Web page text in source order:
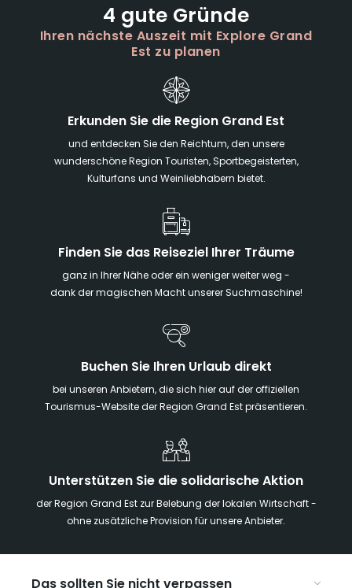
4 gute Gründe
Ihren nächste Auszeit mit Explore Grand
Est zu planen
Erkunden Sie die Region Grand Est
und entdecken Sie den Reichtum, den unsere
wunderschöne Region Touristen, Sportbegeisterten,
Kulturfans und Weinliebhabern bietet.
Finden Sie das Reiseziel Ihrer Träume
ganz in Ihrer Nähe oder ein weniger weiter weg -
dank der magischen Macht unserer Suchmaschine!
Buchen Sie Ihren Urlaub direkt
bei unseren Anbietern, die sich hier auf der offiziellen
Tourismus-Website der Region Grand Est präsentieren.
Unterstützen Sie die solidarische Aktion
der Region Grand Est zur Belebung der lokalen Wirtschaft -
ohne zusätzliche Provision für unsere Anbieter.